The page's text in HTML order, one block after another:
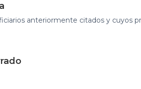
anteriormente citados y cuyos